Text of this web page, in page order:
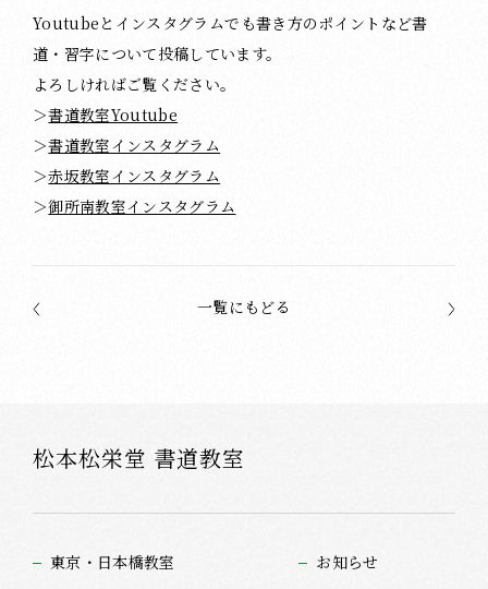
Youtubeとインスタグラムでも書き方のポイントなど書
道・習字について投稿しています。
よろしければご覧ください。
＞書道教室Youtube
＞書道教室インスタグラム
＞赤坂教室インスタグラム
＞御所南教室インスタグラム
一覧にもどる
松本松栄堂 書道教室
東京・日本橋教室
お知らせ